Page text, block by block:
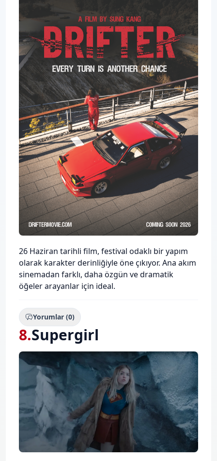
Description
26 Haziran tarihli film, festival odaklı bir yapım
olarak karakter derinliğiyle öne çıkıyor. Ana akım
sinemadan farklı, daha özgün ve dramatik
öğeler arayanlar için ideal.
Yorumlar (0)
8.Supergirl